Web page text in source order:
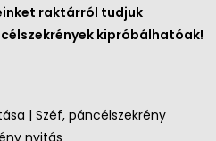
raktárról tudjuk
kipróbálhatóak!
| Széf, páncélszekrény
nyitás